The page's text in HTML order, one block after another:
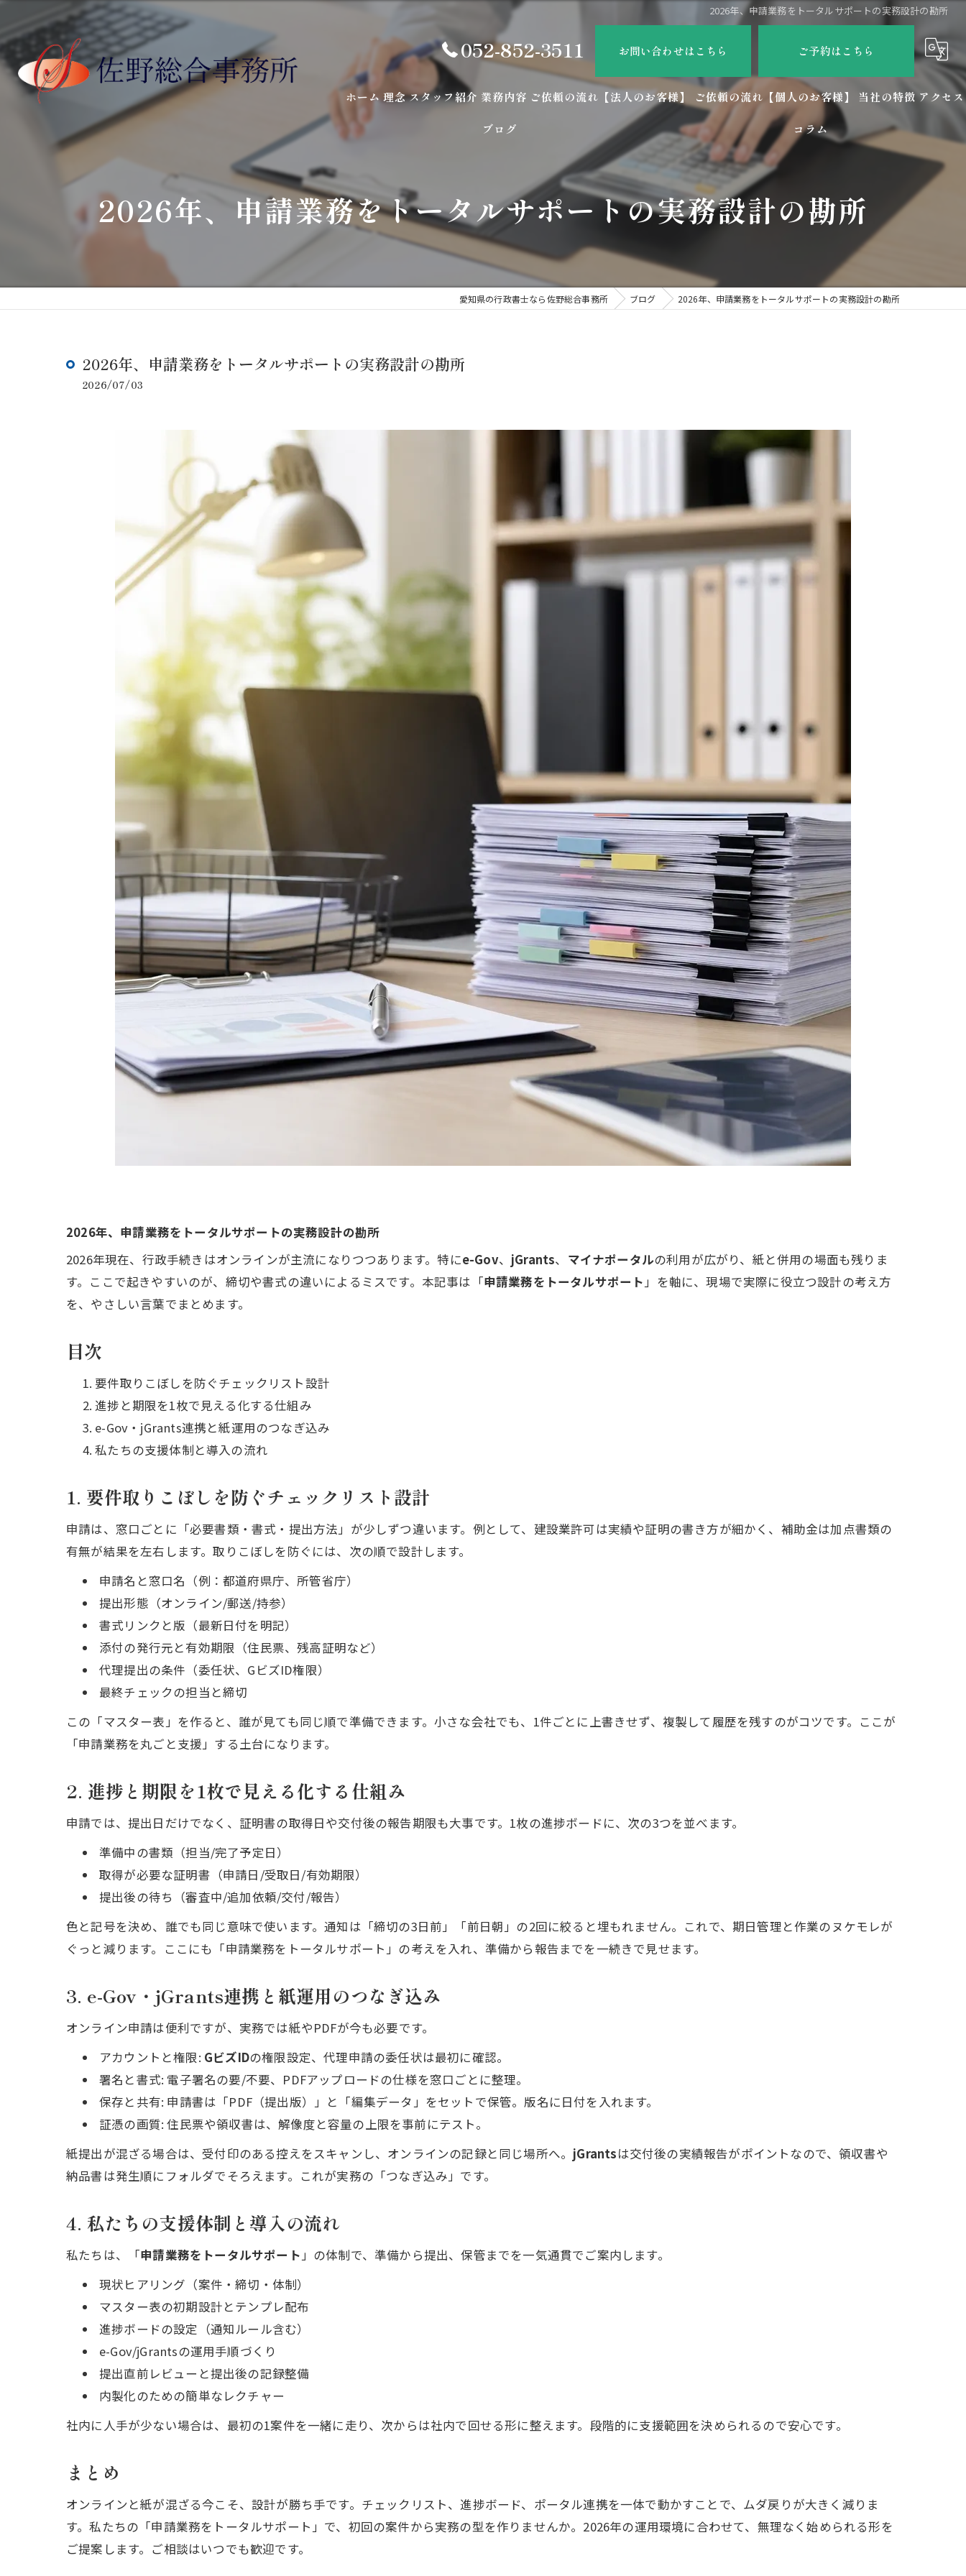
2026年、申請業務をトータルサポートの実務設計の勘所
052-852-3511 お問い合わせはこちら ご予約はこちら
ホーム理念スタッフ紹介 業務内容 ご依頼の流れ【法人のお客様】 ご依頼の流れ【個人のお客様】 当社の特徴
社労士
会社設立
許認可申請
アクセス
ブログ コラム
2026年、申請業務をトータルサポートの実務設計の勘所
愛知県の行政書士なら佐野総合事務所 ブログ 2026年、申請業務をトータルサポートの実務設計の勘所
2026年、申請業務をトータルサポートの実務設計の勘所
2026/07/03
2026年、申請業務をトータルサポートの実務設計の勘所
2026年現在、行政手続きはオンラインが主流になりつつあります。特にe-Gov、 jGrants、 マイナポータルの利用が広がり、紙と併用の場面も残りま
す。ここで起きやすいのが、締切や書式の違いによるミスです。本記事は「申請業務をトータルサポート」を軸に、現場で実際に役立つ設計の考え方
を、やさしい言葉でまとめます。
目次
要件取りこぼしを防ぐチェックリスト設計
進捗と期限を1枚で見える化する仕組み
e-Gov・jGrants連携と紙運用のつなぎ込み
私たちの支援体制と導入の流れ
1. 要件取りこぼしを防ぐチェックリスト設計
申請は、窓口ごとに「必要書類・書式・提出方法」が少しずつ違います。例として、建設業許可は実績や証明の書き方が細かく、補助金は加点書類の
有無が結果を左右します。取りこぼしを防ぐには、次の順で設計します。
申請名と窓口名（例：都道府県庁、所管省庁）
提出形態（オンライン/郵送/持参）
書式リンクと版（最新日付を明記）
添付の発行元と有効期限（住民票、残高証明など）
代理提出の条件（委任状、GビズID権限）
最終チェックの担当と締切
この「マスター表」を作ると、誰が見ても同じ順で準備できます。小さな会社でも、1件ごとに上書きせず、複製して履歴を残すのがコツです。ここが
「申請業務を丸ごと支援」する土台になります。
2. 進捗と期限を1枚で見える化する仕組み
申請では、提出日だけでなく、証明書の取得日や交付後の報告期限も大事です。1枚の進捗ボードに、次の3つを並べます。
準備中の書類（担当/完了予定日）
取得が必要な証明書（申請日/受取日/有効期限）
提出後の待ち（審査中/追加依頼/交付/報告）
色と記号を決め、誰でも同じ意味で使います。通知は「締切の3日前」「前日朝」の2回に絞ると埋もれません。これで、期日管理と作業のヌケモレが
ぐっと減ります。ここにも「申請業務をトータルサポート」の考えを入れ、準備から報告までを一続きで見せます。
3. e-Gov・jGrants連携と紙運用のつなぎ込み
オンライン申請は便利ですが、実務では紙やPDFが今も必要です。
アカウントと権限: GビズIDの権限設定、代理申請の委任状は最初に確認。
署名と書式: 電子署名の要/不要、PDFアップロードの仕様を窓口ごとに整理。
保存と共有: 申請書は「PDF（提出版）」と「編集データ」をセットで保管。版名に日付を入れます。
証憑の画質: 住民票や領収書は、解像度と容量の上限を事前にテスト。
紙提出が混ざる場合は、受付印のある控えをスキャンし、オンラインの記録と同じ場所へ。 jGrantsは交付後の実績報告がポイントなので、領収書や
納品書は発生順にフォルダでそろえます。これが実務の「つなぎ込み」です。
4. 私たちの支援体制と導入の流れ
私たちは、「申請業務をトータルサポート」の体制で、準備から提出、保管までを一気通貫でご案内します。
現状ヒアリング（案件・締切・体制）
マスター表の初期設計とテンプレ配布
進捗ボードの設定（通知ルール含む）
e-Gov/jGrantsの運用手順づくり
提出直前レビューと提出後の記録整備
内製化のための簡単なレクチャー
社内に人手が少ない場合は、最初の1案件を一緒に走り、次からは社内で回せる形に整えます。段階的に支援範囲を決められるので安心です。
まとめ
オンラインと紙が混ざる今こそ、設計が勝ち手です。チェックリスト、進捗ボード、ポータル連携を一体で動かすことで、ムダ戻りが大きく減りま
す。私たちの「申請業務をトータルサポート」で、初回の案件から実務の型を作りませんか。2026年の運用環境に合わせて、無理なく始められる形を
ご提案します。ご相談はいつでも歓迎です。